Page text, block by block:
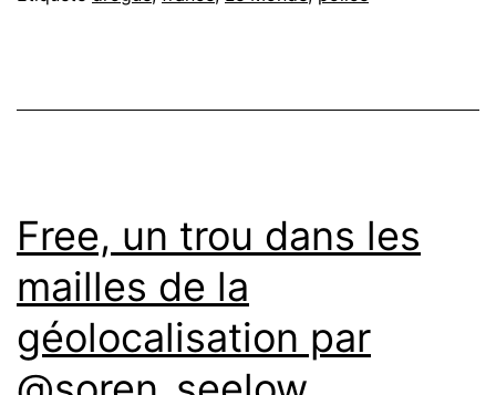
Free, un trou dans les
mailles de la
géolocalisation par